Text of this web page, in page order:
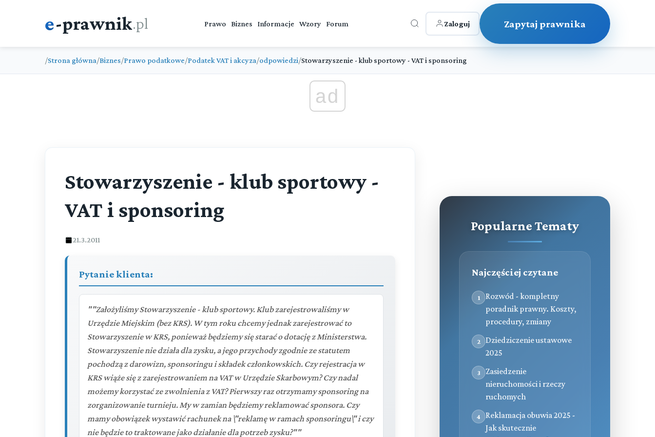
e-prawnik.pl Prawo Biznes Informacje Wzory Forum Zaloguj Zapytaj prawnika
/Strona główna/Biznes/Prawo podatkowe/Podatek VAT i akcyza/odpowiedzi/Stowarzyszenie - klub sportowy - VAT i sponsoring
ad
Stowarzyszenie - klub sportowy -
VAT i sponsoring
21.3.2011
Pytanie klienta:
""Założyliśmy Stowarzyszenie - klub sportowy. Klub zarejestrowaliśmy w
Urzędzie Miejskim (bez KRS). W tym roku chcemy jednak zarejestrować to
Stowarzyszenie w KRS, ponieważ będziemy się starać o dotację z Ministerstwa.
Stowarzyszenie nie działa dla zysku, a jego przychody zgodnie ze statutem
pochodzą z darowizn, sponsoringu i składek członkowskich. Czy rejestracja w
KRS wiąże się z zarejestrowaniem na VAT w Urzędzie Skarbowym? Czy nadal
możemy korzystać ze zwolnienia z VAT? Pierwszy raz otrzymamy sponsoring na
zorganizowanie turnieju. My w zamian będziemy reklamować sponsora. Czy
mamy obowiązek wystawić rachunek na \"reklamę w ramach sponsoringu\" i czy
nie będzie to traktowane jako działanie dla potrzeb zysku?""
Popularne Tematy
Najczęściej czytane
1
Rozwód - kompletny
poradnik prawny. Koszty,
procedury, zmiany
2
Dziedziczenie ustawowe
2025
3
Zasiedzenie
nieruchomości i rzeczy
ruchomych
4
Reklamacja obuwia 2025 -
Jak skutecznie